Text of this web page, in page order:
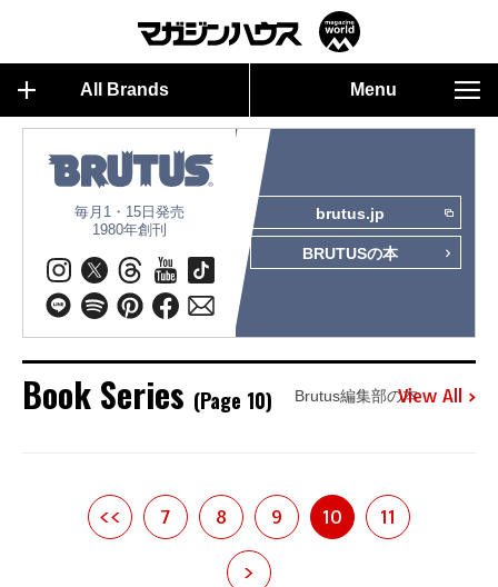
All Brands Menu
毎月1・15日発売
1980年創刊
brutus.jp
BRUTUSの本
Book Series (Page 10) Brutus編集部の本View All
<< 7 8 9 10 11
>